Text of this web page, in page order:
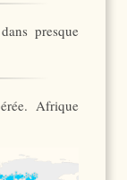
presque
Afrique